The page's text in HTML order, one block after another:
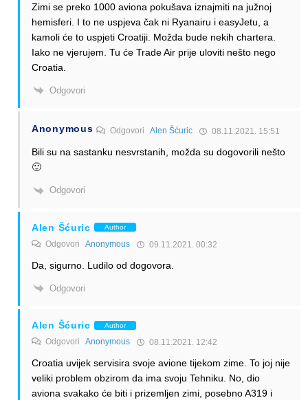
Zimi se preko 1000 aviona pokušava iznajmiti na južnoj
hemisferi. I to ne uspjeva čak ni Ryanairu i easyJetu, a
kamoli će to uspjeti Croatiji. Možda bude nekih chartera.
Iako ne vjerujem. Tu će Trade Air prije uloviti nešto nego
Croatia.
Odgovori
Anonymous OdgovoriAlen Šćuric 08.11.2021. 15:51
Bili su na sastanku nesvrstanih, možda su dogovorili nešto
🙂
Odgovori
Alen Šćuric Author
Odgovori Anonymous 09.11.2021. 00:32
Da, sigurno. Ludilo od dogovora.
Odgovori
Alen Šćuric Author
Odgovori Anonymous 08.11.2021. 12:42
Croatia uvijek servisira svoje avione tijekom zime. To joj nije
veliki problem obzirom da ima svoju Tehniku. No, dio
aviona svakako će biti i prizemljen zimi, posebno A319 i